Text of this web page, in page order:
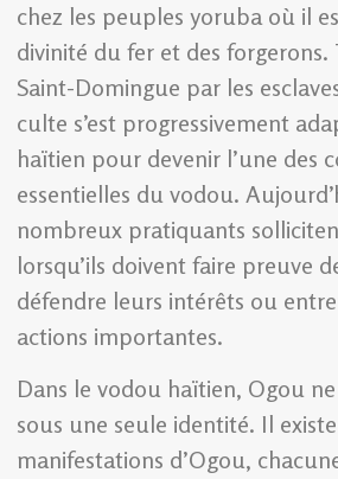
chez les peuples yoruba où il
divinité du fer et des forgerons.
Saint-Domingue par les
culte s’est progressivement
haïtien pour devenir l’une des
essentielles du vodou.
nombreux pratiquants
lorsqu’ils doivent faire preuve
défendre leurs intérêts ou
actions importantes.
Dans le vodou haïtien, Ogou
sous une seule identité. Il
manifestations d’Ogou,